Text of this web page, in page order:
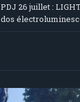
PDJ 26 juillet :
dos